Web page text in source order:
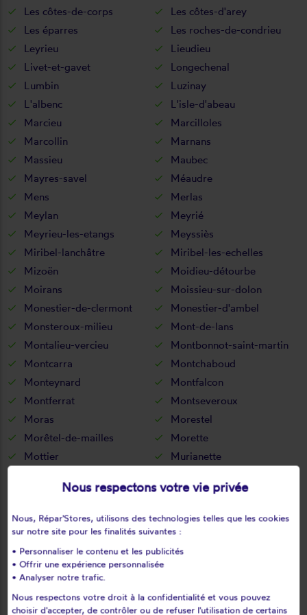
Les côtes-de-corps
Les côtes-d'arey
Les éparres
Les roches-de-condrieu
Leyrieu
Lieudieu
Livet-et-gavet
Longechenal
Lumbin
Luzinay
L'albenc
L'isle-d'abeau
Marcieu
Marcilloles
Marcollin
Marnans
Massieu
Maubec
Mayres-savel
Méaudre
Mens
Merlas
Meylan
Meyrié
Meyrieu-les-etangs
Meyssiès
Miribel-lanchâtre
Miribel-les-echelles
Mizoën
Moidieu-détourbe
Moirans
Moissieu-sur-dolon
Monestier-de-clermont
Monestier-d'ambel
Monsteroux-milieu
Mont-de-lans
Montalieu-vercieu
Montbonnot-saint-martin
Montcarra
Montchaboud
Monteynard
Montfalcon
Montferrat
Montseveroux
Moras
Morestel
Morêtel-de-mailles
Morette
Mottier
Murianette
Nivolas-vermelle
Notre-dame-de-commiers
Notre-dame-de-l'osier
Notre-dame-de-mésage
Notre-dame-de-vaux
Noyarey
Optevoz
Oris-en-rattier
Ornon
Oyeu
Oytier-saint-oblas
Nous respectons votre vie privée
Nous, Répar'Stores, utilisons des technologies telles que les cookies
sur notre site pour les finalités suivantes :
• Personnaliser le contenu et les publicités
• Offrir une expérience personnalisée
• Analyser notre trafic.
Nous respectons votre droit à la confidentialité et vous pouvez
choisir d'accepter, de contrôler ou de refuser l'utilisation de certains